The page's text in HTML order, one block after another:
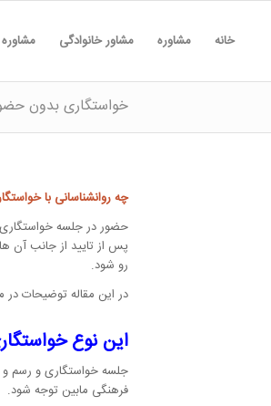
خانه مشاوره مشاور خانوادگی
خواستگاری بدون
چه روانشناسانی با
حضور در جلسه
پس از تایید از جانب آن
رو شود.
در این مقاله توضیحات در
این نوع
جلسه خواستگاری و رسم و
فرهنگی مابین توجه شود.